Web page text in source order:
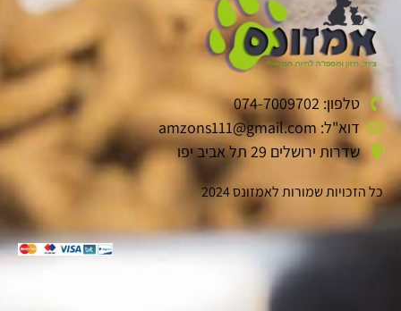
טלפון: 074-7009702
דוא"ל: amzons111@gmail.com
שדרות ירושלים 29 תל אביב יפו
כל הזכויות שמורות לאמזונס 2024